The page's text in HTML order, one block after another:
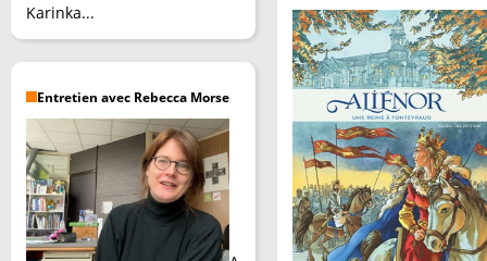
Karinka...
Entretien avec Rebecca Morse